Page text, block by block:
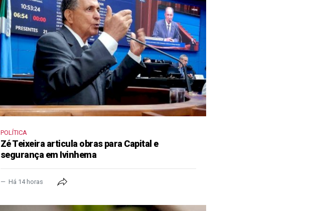
POLÍTICA
Zé Teixeira articula obras para Capital e
segurança em Ivinhema
Há 14 horas